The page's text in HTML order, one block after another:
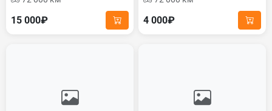
15 000₽ 4 000₽